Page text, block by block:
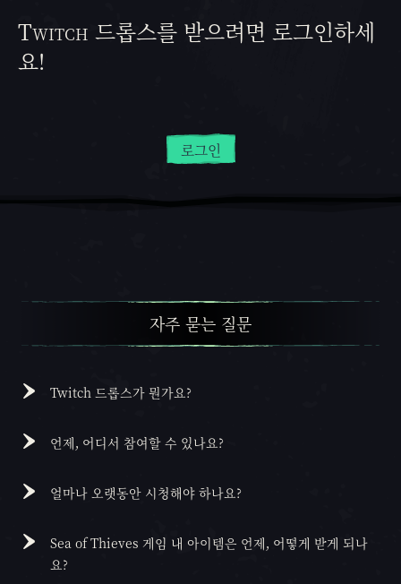
Twitch 드롭스를 받으려면 로그인하세
요!
로그인
자주 묻는 질문
Twitch 드롭스가 뭔가요?
보상입니다. Twitch 계정을 연동한 다음, 정해진 기간 안에
을 보상으로 받을 수 있습니다!
언제, 어디서 참여할 수 있나요?
다. 이 페이지에서 일자와 최신 보상 목록을 확인하세요.
되었나요? 그럼
Sea of Thieves 파트너 한 명을 골라서 스
트리머 각자의 일정에 따라 방송을 시청하세요. 필요한 시간
얼마나 오랫동안 시청해야 하나요?
은 추후 변경될 수 있지만, 현재는 다음과 같습니다: 첫 네
아이템은 각각 30분, 나머지 네 아이템은 각각 1시간이 걸리
Sea of Thieves 게임 내 아이템은 언제, 어떻게 받게 되나
요?